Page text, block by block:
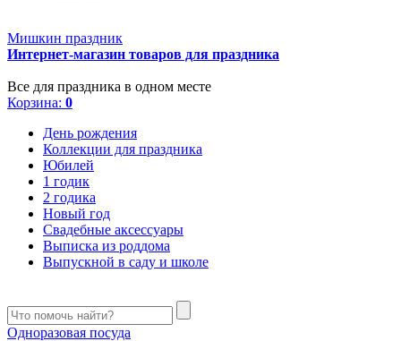
Мишкин праздник
Интернет-магазин товаров для праздника
Все для праздника в одном месте
Корзина: 0
День рождения
Коллекции для праздника
Юбилей
1 годик
2 годика
Новый год
Свадебные аксессуары
Выписка из роддома
Выпускной в саду и школе
Одноразовая посуда